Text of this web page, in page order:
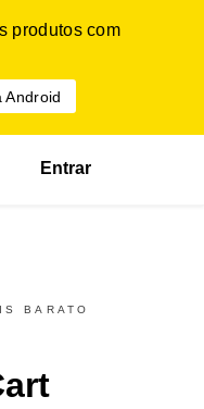
produtos com
Android
Entrar
BARATO